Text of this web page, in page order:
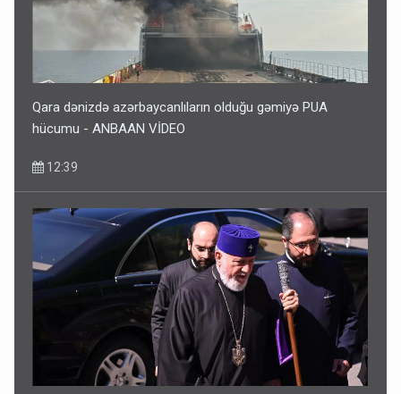
Qara dənizdə azərbaycanlıların olduğu gəmiyə PUA
hücumu - ANBAAN VİDEO
12:39